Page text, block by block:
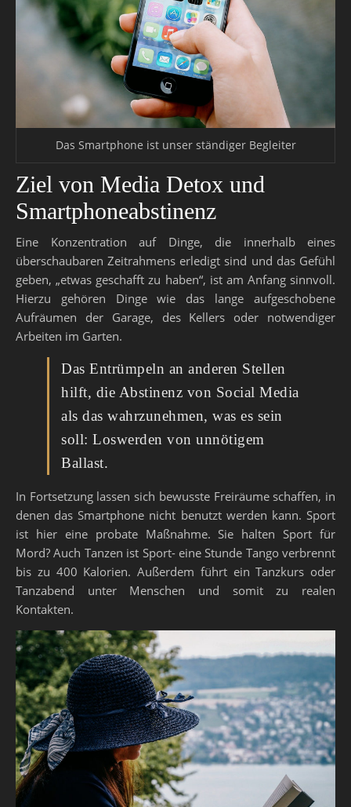
Das Smartphone ist unser ständiger Begleiter
Ziel von Media Detox und
Smartphoneabstinenz
Eine Konzentration auf Dinge, die innerhalb eines
überschaubaren Zeitrahmens erledigt sind und das Gefühl
geben, „etwas geschafft zu haben“, ist am Anfang sinnvoll.
Hierzu gehören Dinge wie das lange aufgeschobene
Aufräumen der Garage, des Kellers oder notwendiger
Arbeiten im Garten.
Das Entrümpeln an anderen Stellen
hilft, die Abstinenz von Social Media
als das wahrzunehmen, was es sein
soll: Loswerden von unnötigem
Ballast.
In Fortsetzung lassen sich bewusste Freiräume schaffen, in
denen das Smartphone nicht benutzt werden kann. Sport
ist hier eine probate Maßnahme. Sie halten Sport für
Mord? Auch Tanzen ist Sport- eine Stunde Tango verbrennt
bis zu 400 Kalorien. Außerdem führt ein Tanzkurs oder
Tanzabend unter Menschen und somit zu realen
Kontakten.